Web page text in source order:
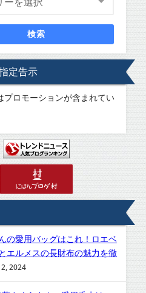
検索
定告示
プロモーションが含まれてい
の愛用バッグはこれ！ロエベ
エルメスの長財布の魅力を徹
2, 2024